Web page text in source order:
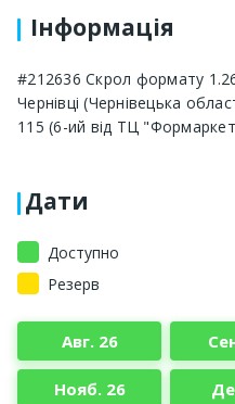
Інформація
#212636 Скрол формату
Чернівці (Чернівецька
115 (6-ий від ТЦ
Дати
Доступно
Резерв
Авг. 26
Нояб. 26